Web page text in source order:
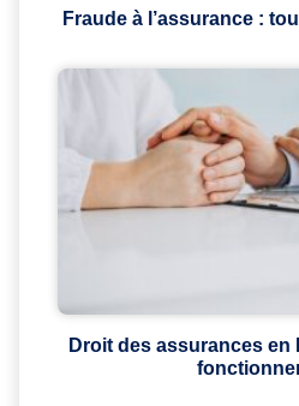
Fraude à l’assurance :
Droit des assurances en